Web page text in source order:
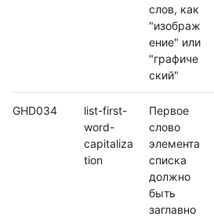
слов, как
"изображ
ение" или
"графиче
ский"
GHD034
list-first-
word-
capitaliza
tion
Первое
слово
элемента
списка
должно
быть
заглавно